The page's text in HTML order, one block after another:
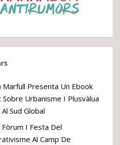
Marfull Presenta Un Ebook
Urbanisme I Plusvàlua
Sud Global
Fòrum I Festa Del
Al Camp De